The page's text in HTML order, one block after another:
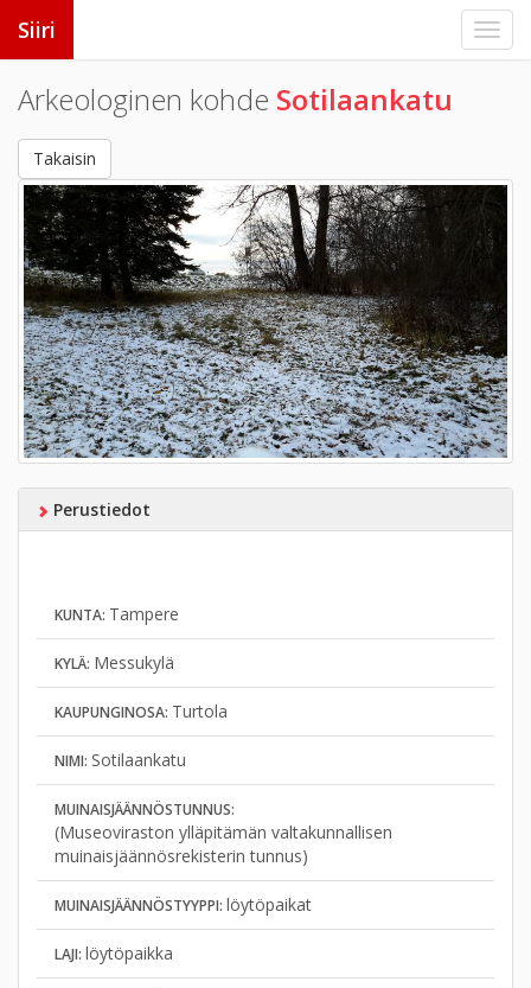
Siiri
Arkeologinen kohde Sotilaankatu
Takaisin
Perustiedot
KUNTA: Tampere
KYLÄ: Messukylä
KAUPUNGINOSA: Turtola
NIMI: Sotilaankatu
MUINAISJÄÄNNÖSTUNNUS:
(Museoviraston ylläpitämän valtakunnallisen
muinaisjäännösrekisterin tunnus)
MUINAISJÄÄNNÖSTYYPPI: löytöpaikat
LAJI: löytöpaikka